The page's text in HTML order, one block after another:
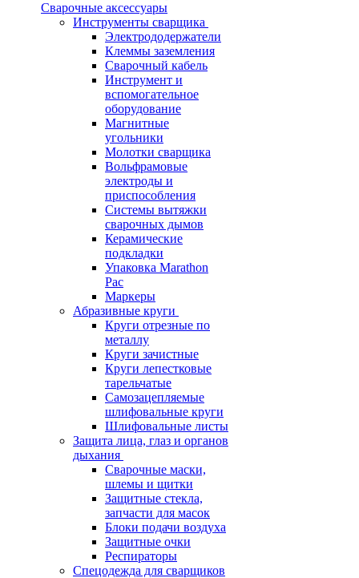
Сварочные аксессуары
Инструменты сварщика
Электрододержатели
Клеммы заземления
Сварочный кабель
Инструмент и
вспомогательное
оборудование
Магнитные
угольники
Молотки сварщика
Вольфрамовые
электроды и
приспособления
Системы вытяжки
сварочных дымов
Керамические
подкладки
Упаковка Marathon
Pac
Маркеры
Абразивные круги
Круги отрезные по
металлу
Круги зачистные
Круги лепестковые
тарельчатые
Самозацепляемые
шлифовальные круги
Шлифовальные листы
Защита лица, глаз и органов
дыхания
Сварочные маски,
шлемы и щитки
Защитные стекла,
запчасти для масок
Блоки подачи воздуха
Защитные очки
Респираторы
Спецодежда для сварщиков